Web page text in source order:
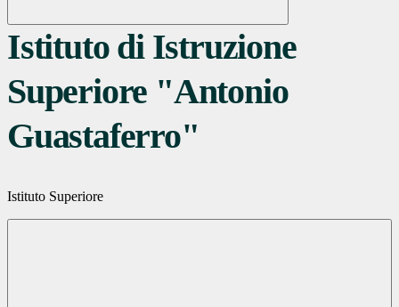
Istituto di Istruzione
Superiore "Antonio
Guastaferro"
Istituto Superiore